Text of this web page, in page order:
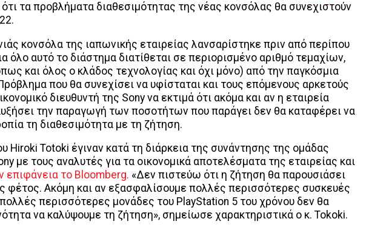
τα προβλήματα διαθεσιμότητας της νέας κονσόλας θα συνεχιστούν
κονσόλα της ιαπωνικής εταιρείας λανσαρίστηκε πριν από περίπου
όλο αυτό το διάστημα διατίθεται σε περιορισμένο αριθμό τεμαχίων,
και όλος ο κλάδος τεχνολογίας και όχι μόνο) από την παγκόσμια
που θα συνεχίσει να υφίσταται και τους επόμενους αρκετούς
διευθυντή της Sony να εκτιμά ότι ακόμα και αν η εταιρεία
την παραγωγή των ποσοτήτων που παράγει δεν θα καταφέρει να
τη διαθεσιμότητα με τη ζήτηση.
Hiroki Totoki έγιναν κατά τη διάρκεια της συνάντησης της ομάδας
με τους αναλυτές για τα οικονομικά αποτελέσματα της εταιρείας και
επιφάνεια το Bloomberg. «Δεν πιστεύω ότι η ζήτηση θα παρουσιάσει
φέτος. Ακόμη και αν εξασφαλίσουμε πολλές περισσότερες συσκευές
περισσότερες μονάδες του PlayStation 5 του χρόνου δεν θα
να καλύψουμε τη ζήτηση», σημείωσε χαρακτηριστικά ο κ. Tokoki.